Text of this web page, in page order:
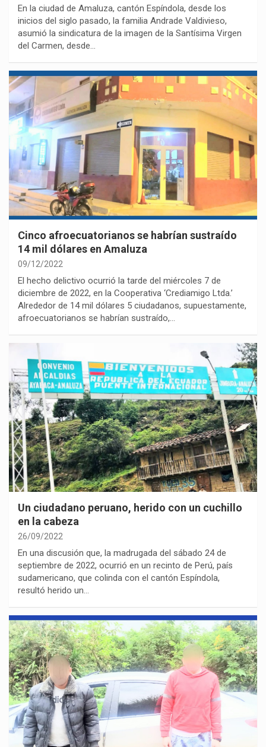
En la ciudad de Amaluza, cantón Espíndola, desde los
inicios del siglo pasado, la familia Andrade Valdivieso,
asumió la sindicatura de la imagen de la Santísima Virgen
del Carmen, desde…
Cinco afroecuatorianos se habrían sustraído
14 mil dólares en Amaluza
09/12/2022
El hecho delictivo ocurrió la tarde del miércoles 7 de
diciembre de 2022, en la Cooperativa ‘Crediamigo Ltda.’
Alrededor de 14 mil dólares 5 ciudadanos, supuestamente,
afroecuatorianos se habrían sustraído,…
Un ciudadano peruano, herido con un cuchillo
en la cabeza
26/09/2022
En una discusión que, la madrugada del sábado 24 de
septiembre de 2022, ocurrió en un recinto de Perú, país
sudamericano, que colinda con el cantón Espíndola,
resultó herido un…